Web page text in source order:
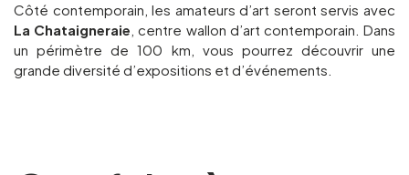
Côté contemporain, les amateurs d’art seront servis avec
La Chataigneraie , centre wallon d’art contemporain. Dans
un périmètre de 100 km, vous pourrez découvrir une
grande diversité d’expositions et d’événements.